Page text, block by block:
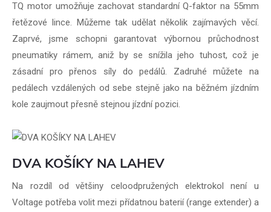
TQ motor umožňuje zachovat standardní Q-faktor na 55mm
řetězové lince. Můžeme tak udělat několik zajímavých věcí.
Zaprvé, jsme schopni garantovat výbornou průchodnost
pneumatiky rámem, aniž by se snížila jeho tuhost, což je
zásadní pro přenos síly do pedálů. Zadruhé můžete na
pedálech vzdálených od sebe stejně jako na běžném jízdním
kole zaujmout přesně stejnou jízdní pozici.
DVA KOŠÍKY NA LAHEV
Na rozdíl od většiny celoodpružených elektrokol není u
Voltage potřeba volit mezi přídatnou baterií (range extender) a